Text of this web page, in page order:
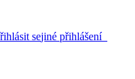
sejiné přihlášení